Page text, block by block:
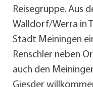
Reisegruppe. Aus
Walldorf/Werra in
Stadt Meiningen
Renschler neben
auch den
Giesder